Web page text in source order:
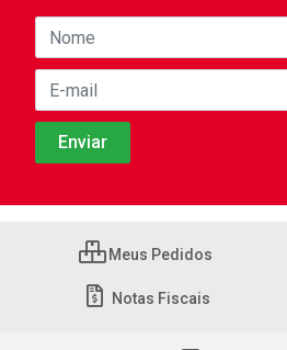
Meus Pedidos
Notas Fiscais